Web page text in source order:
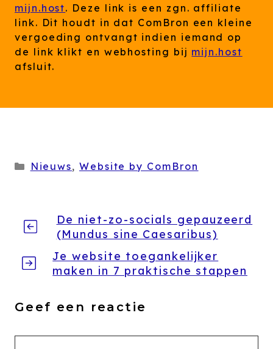
mijn.host. Deze link is een zgn. affiliate
link. Dit houdt in dat ComBron een kleine
vergoeding ontvangt indien iemand op
de link klikt en webhosting bij mijn.host
afsluit.
Categorieën
Nieuws, Website by ComBron
De niet-zo-socials gepauzeerd
(Mundus sine Caesaribus)
Je website toegankelijker
maken in 7 praktische stappen
Geef een reactie